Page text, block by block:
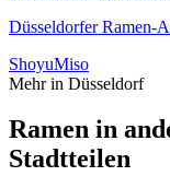
Düsseldorfer Ramen-
ShoyuMiso
Mehr in Düsseldorf
Ramen in
Stadtteilen